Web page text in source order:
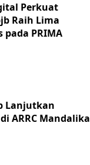
Perkuat
Raih Lima
PRIMA
Lanjutkan
ARRC Mandalika